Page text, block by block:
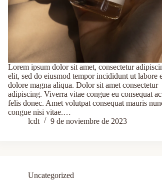
Lorem ipsum dolor sit amet, consectetur
elit, sed do eiusmod tempor incididunt ut labore
dolore magna aliqua. Dolor sit amet consectetur
adipiscing. Viverra vitae congue eu consequat ac
felis donec. Amet volutpat consequat mauris
congue nisi vitae.…
lcdt
9 de noviembre de 2023
Uncategorized